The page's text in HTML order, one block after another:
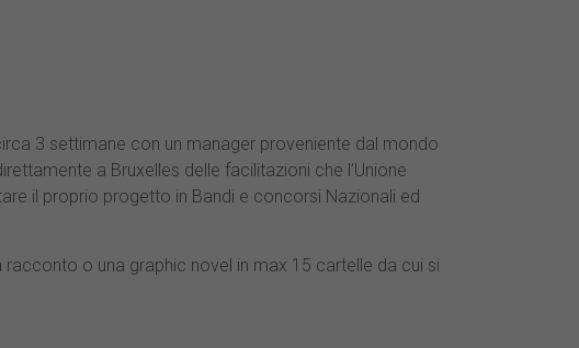
3 settimane con un manager proveniente dal mondo
a Bruxelles delle facilitazioni che l’Unione
il proprio progetto in Bandi e concorsi Nazionali ed
o una graphic novel in max 15 cartelle da cui si